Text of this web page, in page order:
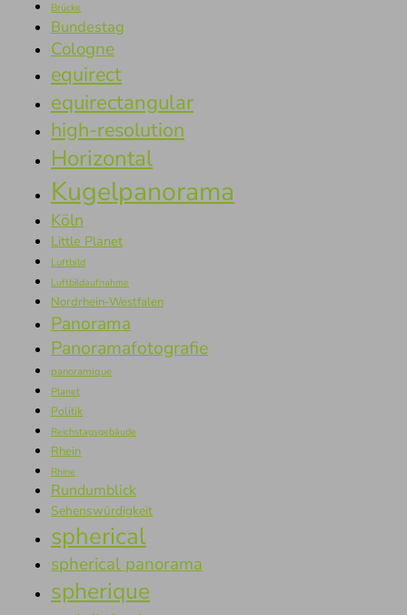
Brücke
Bundestag
Cologne
equirect
equirectangular
high-resolution
Horizontal
Kugelpanorama
Köln
Little Planet
Luftbild
Luftbildaufnahme
Nordrhein-Westfalen
Panorama
Panoramafotografie
panoramique
Planet
Politik
Reichstagsgebäude
Rhein
Rhine
Rundumblick
Sehenswürdigkeit
spherical
spherical panorama
spherique